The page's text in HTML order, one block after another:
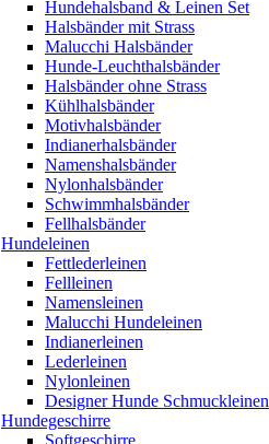
Hundehalsband & Leinen Set
Halsbänder mit Strass
Malucchi Halsbänder
Hunde-Leuchthalsbänder
Halsbänder ohne Strass
Kühlhalsbänder
Motivhalsbänder
Indianerhalsbänder
Namenshalsbänder
Nylonhalsbänder
Schwimmhalsbänder
Fellhalsbänder
Hundeleinen
Fettlederleinen
Fellleinen
Namensleinen
Malucchi Hundeleinen
Indianerleinen
Lederleinen
Nylonleinen
Designer Hunde Schmuckleinen
Hundegeschirre
Softgeschirre